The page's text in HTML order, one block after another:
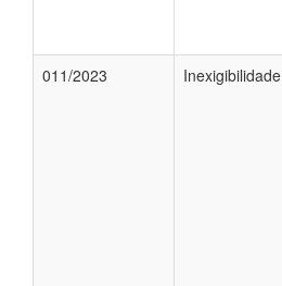
011/2023 Inexigibilidade